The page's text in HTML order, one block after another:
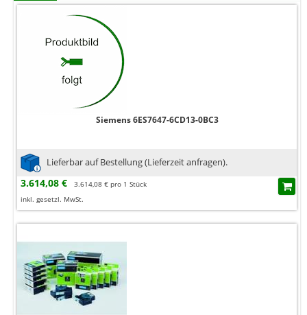
Siemens 6ES7647-6CD13-0BC3
Lieferbar auf Bestellung (Lieferzeit anfragen).
3.614,08 €
3.614,08 € pro 1 Stück
inkl. gesetzl. MwSt.